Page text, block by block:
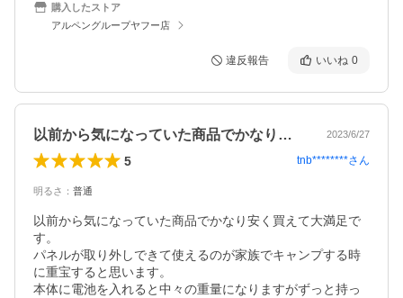
購入したストア
アルペングループヤフー店
違反報告 いいね 0
以前から気になっていた商品でかなり安く… 2023/6/27
5 tnb********さん
明るさ ： 普通
以前から気になっていた商品でかなり安く買えて大満足で
す。
パネルが取り外しできて使えるのが家族でキャンプする時
に重宝すると思います。
本体に電池を入れると中々の重量になりますがずっと持っ